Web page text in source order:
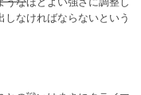
なければならないという